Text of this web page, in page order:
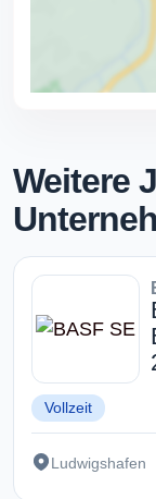
Weitere
Vollzeit
Ludwigshafen